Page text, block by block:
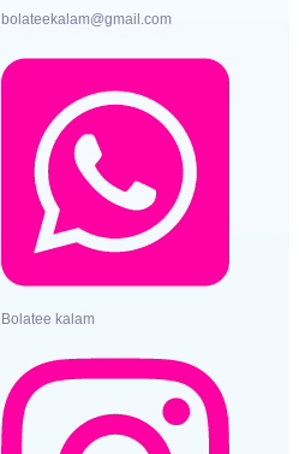
bolateekalam@gmail.com
Bolatee kalam